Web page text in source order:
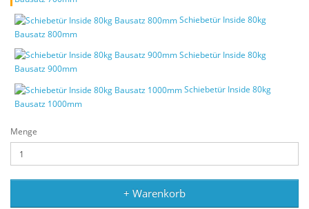
Schiebetür Inside 80kg
Bausatz 800mm
Schiebetür Inside 80kg
Bausatz 900mm
Schiebetür Inside 80kg
Bausatz 1000mm
Menge
+ Warenkorb